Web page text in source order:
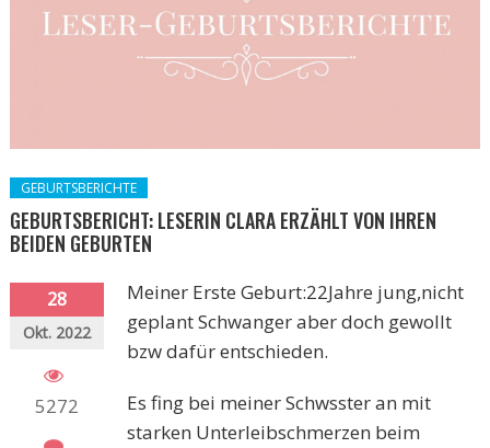
GEBURTSBERICHTE
GEBURTSBERICHT: LESERIN CLARA ERZÄHLT VON IHREN
BEIDEN GEBURTEN
28
Okt. 2022
5272
Meiner Erste Geburt:22Jahre jung,nicht
geplant Schwanger aber doch gewollt
bzw dafür entschieden.
Es fing bei meiner Schwsster an mit
starken Unterleibschmerzen beim